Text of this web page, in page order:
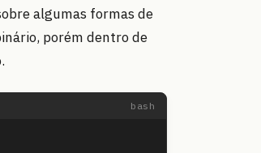
algumas formas de
porém dentro de